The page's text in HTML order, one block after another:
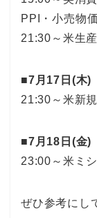
PPI・小売物
21:30～米生
■7月17日(木)
21:30～米新
■7月18日(金)
23:00～米ミ
ぜひ参考にし